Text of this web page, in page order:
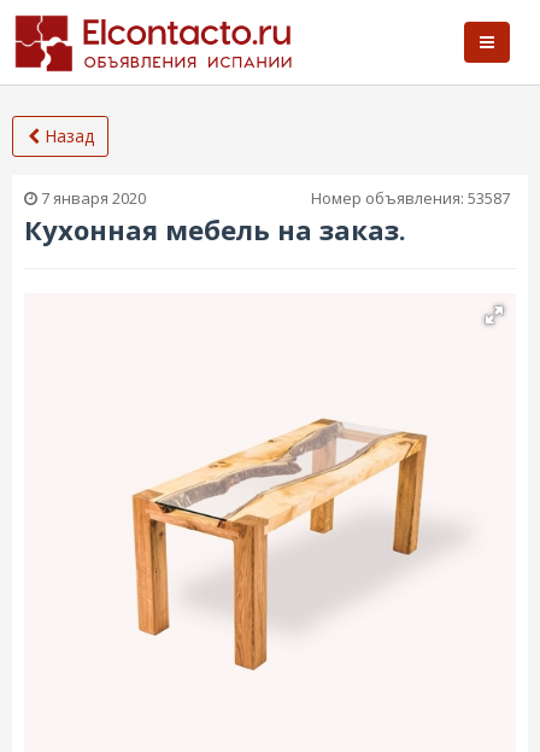
Назад
7 января 2020 Номер объявления: 53587
Кухонная мебель на заказ.